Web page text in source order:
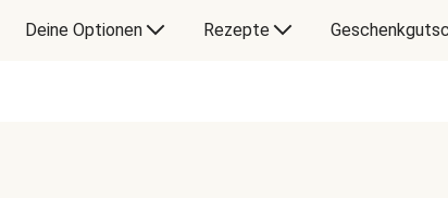
Deine Optionen Rezepte